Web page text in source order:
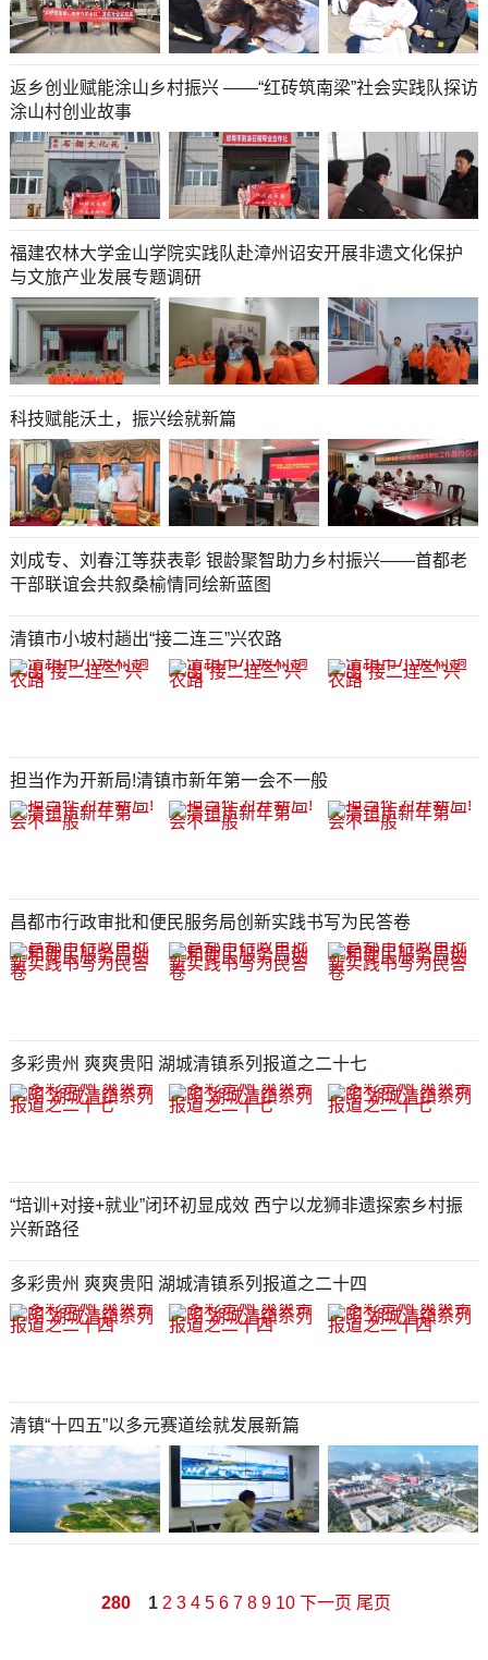
返乡创业赋能涂山乡村振兴 ——“红砖筑南梁”社会实践队探访
涂山村创业故事
福建农林大学金山学院实践队赴漳州诏安开展非遗文化保护
与文旅产业发展专题调研
科技赋能沃土，振兴绘就新篇
刘成专、刘春江等获表彰 银龄聚智助力乡村振兴——首都老
干部联谊会共叙桑榆情同绘新蓝图
清镇市小坡村趟出“接二连三”兴农路
担当作为开新局!清镇市新年第一会不一般
昌都市行政审批和便民服务局创新实践书写为民答卷
多彩贵州 爽爽贵阳 湖城清镇系列报道之二十七
“培训+对接+就业”闭环初显成效 西宁以龙狮非遗探索乡村振
兴新路径
多彩贵州 爽爽贵阳 湖城清镇系列报道之二十四
清镇“十四五”以多元赛道绘就发展新篇​
280 1 2 3 4 5 6 7 8 9 10 下一页 尾页